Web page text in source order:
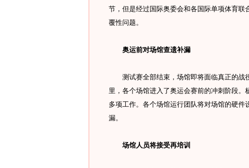
节，但是经过国际奥委会和各国际单项体育
覆性问题。
奥运前对场馆查遗补漏
测试赛全部结束，场馆即将面临真正的战
里，各个场馆进入了奥运会赛前的冲刺阶段
多项工作。各个场馆运行团队将对场馆的硬
漏。
场馆人员将接受再培训